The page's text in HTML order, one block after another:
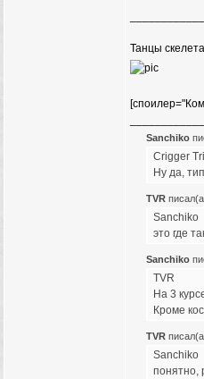
Танцы
Sanchiko
Crigger
Ну да,
TVR
Sanchiko
это где
Sanchiko
TVR
На 3
Кроме
TVR
Sanchiko
понятно,